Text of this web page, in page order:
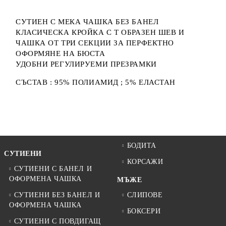
СУТИЕН С МЕКА ЧАШКА БЕЗ БАНЕЛ
КЛАСИЧЕСКА КРОЙКА С Т ОБРАЗЕН ШЕВ И
ЧАШКА ОТ ТРИ СЕКЦИИ ЗА ПЕРФЕКТНО
ОФОРМЯНЕ НА БЮСТА
УДОБНИ РЕГУЛИРУЕМИ ПРЕЗРАМКИ
СЪСТАВ : 95% ПОЛИАМИД ; 5% ЕЛАСТАН
СУТИЕНИ
СУТИЕНИ С БАНЕЛ И
ОФОРМЕНА ЧАШКА
СУТИЕНИ БЕЗ БАНЕЛ И
ОФОРМЕНА ЧАШКА
СУТИЕНИ С ПОВДИГАЩ
БОДИТА
КОРСАЖИ
МЪЖЕ
СЛИПОВЕ
БОКСЕРИ